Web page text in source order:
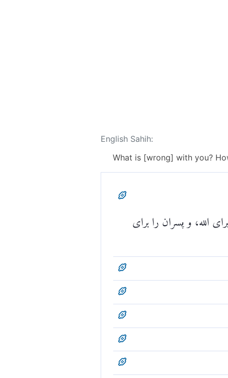
English Sahih:
What is [wrong] with you?
الله، و پسران را برای